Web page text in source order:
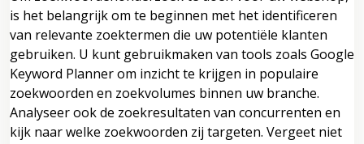
is het belangrijk om te beginnen met het identificeren
van relevante zoektermen die uw potentiële klanten
gebruiken. U kunt gebruikmaken van tools zoals Google
Keyword Planner om inzicht te krijgen in populaire
zoekwoorden en zoekvolumes binnen uw branche.
Analyseer ook de zoekresultaten van concurrenten en
kijk naar welke zoekwoorden zij targeten. Vergeet niet